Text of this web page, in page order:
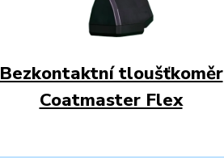
Bezkontaktní tloušťkoměr
Coatmaster Flex